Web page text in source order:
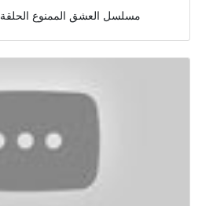
مسلسل العشق الممنوع الحلقة 40 مترجمة للعربية